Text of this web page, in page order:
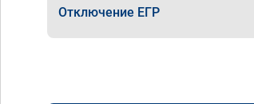
Отключение ЕГР